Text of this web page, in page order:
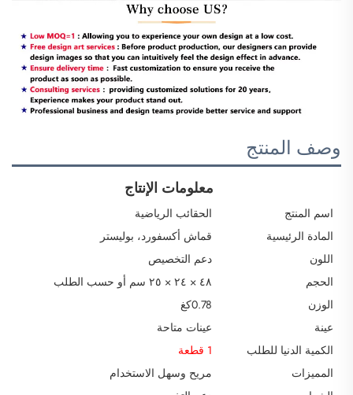
وصف المنتج
معلومات الإنتاج
اسم المنتج
الحقائب الرياضية
المادة الرئيسية
قماش أكسفورد، بوليستر
اللون
دعم التخصيص
الحجم
٤٨ × ٢٤ × ٢٥ سم أو حسب الطلب
الوزن
0.78كغ
عينة
عينات متاحة
الكمية الدنيا للطلب
1 قطعة
المميزات
مريح وسهل الاستخدام